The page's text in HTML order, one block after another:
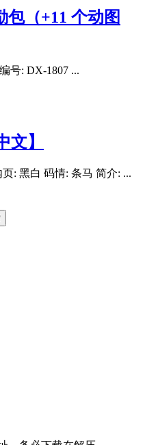
包（+11 个动图
号: DX-1807 ...
】
: 黑白 码情: 条马 简介: ...